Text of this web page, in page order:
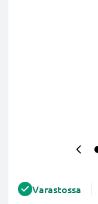
Varastossa